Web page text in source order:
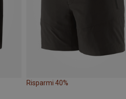
Risparmi 40%